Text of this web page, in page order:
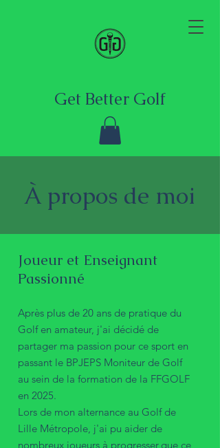
Get Better Golf
À propos de moi
Joueur et Enseignant
Passionné
Après plus de 20 ans de pratique du
Golf en amateur, j'ai décidé de
partager ma passion pour ce sport en
passant le BPJEPS Moniteur de Golf
au sein de la formation de la FFGOLF
en 2025.
Lors de mon alternance au Golf de
Lille Métropole, j'ai pu aider de
nombreux joueurs à progresser,que ce